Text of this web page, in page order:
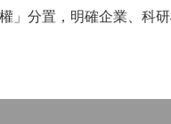
」分置，明確企業、科